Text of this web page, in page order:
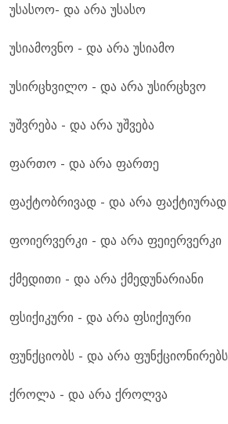
უსასოო- და არა უსასო
უსიამოვნო - და არა უსიამო
უსირცხვილო - და არა უსირცხვო
უშვრება - და არა უშვება
ფართო - და არა ფართე
ფაქტობრივად - და არა ფაქტიურად
ფოიერვერკი - და არა ფეიერვერკი
ქმედითი - და არა ქმედუნარიანი
ფსიქიკური - და არა ფსიქიური
ფუნქციობს - და არა ფუნქციონირებს
ქროლა - და არა ქროლვა